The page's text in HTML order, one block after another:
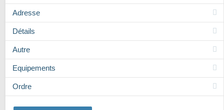
Adresse
Détails
Autre
Equipements
Ordre